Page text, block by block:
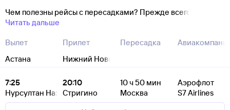
Чем полезны рейсы с пересадками? Прежде всего
Читать дальше
Вылет
Астана
Прилет
Нижний Новгород
Пересадка
7:25
Нурсултан Назарбаев
20:10
Стригино
10ч 50 мин
Москва
Аэрофлот
S7 Airlines